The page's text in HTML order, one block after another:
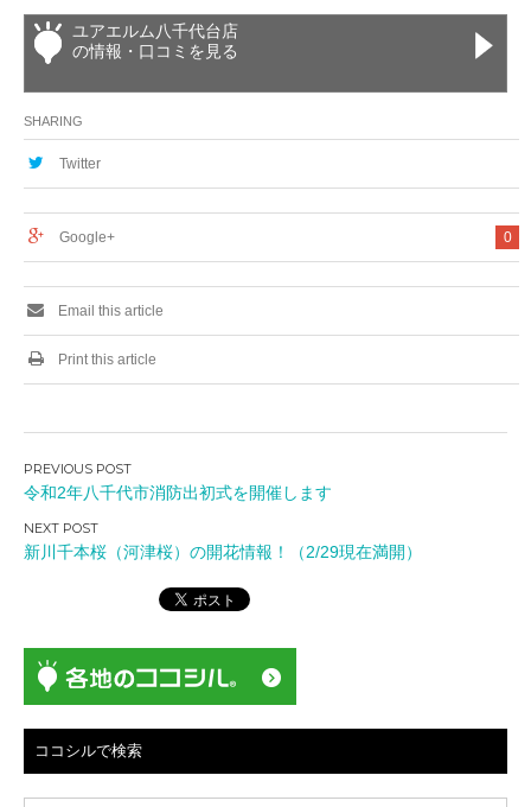
ユアエルム八千代台店
の情報・口コミを見る
SHARING
Twitter
0
Google+
Email this article
Print this article
投
稿
ナ
ビ
シ
ョ
令和2年八千代市消防出初式を開催します
新川千本桜（河津桜）の開花情報！（2/29現在満開）
ココシルで検索